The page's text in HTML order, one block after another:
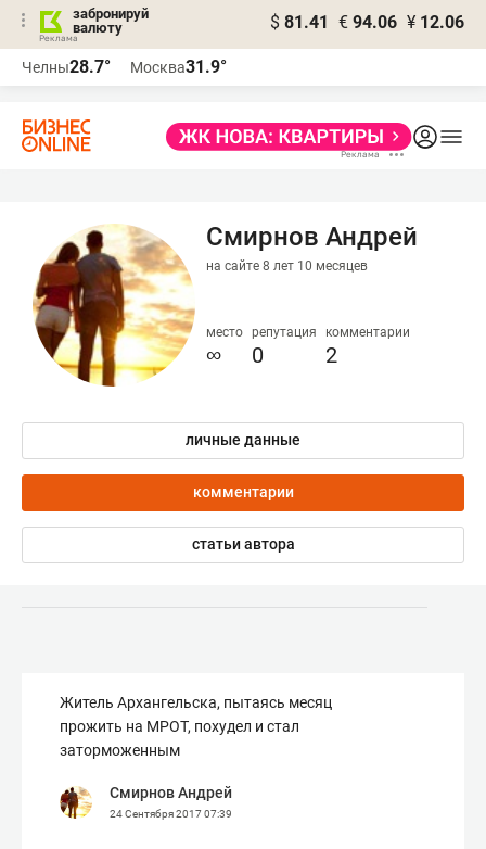
забронируй
валюту
$ 81.41 € 94.06 ¥ 12.06
Челны28.7° Москва31.9°
Смирнов Андрей
на сайте 8 лет 10 месяцев
место
∞
репутация
0
комментарии
2
личные данные
комментарии
статьи автора
Житель Архангельска, пытаясь месяц
прожить на МРОТ, похудел и стал
заторможенным
Смирнов Андрей
24 Сентября 201707:39